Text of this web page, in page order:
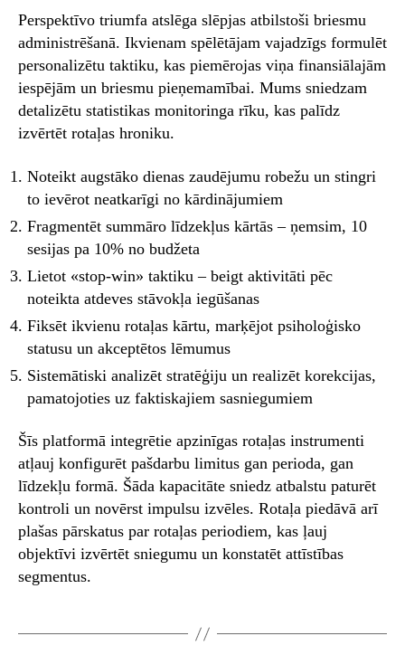
Perspektīvo triumfa atslēga slēpjas atbilstoši briesmu
administrēšanā. Ikvienam spēlētājam vajadzīgs formulēt
personalizētu taktiku, kas piemērojas viņa finansiālajām
iespējām un briesmu pieņemamībai. Mums sniedzam
detalizētu statistikas monitoringa rīku, kas palīdz
izvērtēt rotaļas hroniku.
Noteikt augstāko dienas zaudējumu robežu un stingri
to ievērot neatkarīgi no kārdinājumiem
Fragmentēt summāro līdzekļus kārtās – ņemsim, 10
sesijas pa 10% no budžeta
Lietot «stop-win» taktiku – beigt aktivitāti pēc
noteikta atdeves stāvokļa iegūšanas
Fiksēt ikvienu rotaļas kārtu, marķējot psiholoģisko
statusu un akceptētos lēmumus
Sistemātiski analizēt stratēģiju un realizēt korekcijas,
pamatojoties uz faktiskajiem sasniegumiem
Šīs platformā integrētie apzinīgas rotaļas instrumenti
atļauj konfigurēt pašdarbu limitus gan perioda, gan
līdzekļu formā. Šāda kapacitāte sniedz atbalstu paturēt
kontroli un novērst impulsu izvēles. Rotaļa piedāvā arī
plašas pārskatus par rotaļas periodiem, kas ļauj
objektīvi izvērtēt sniegumu un konstatēt attīstības
segmentus.